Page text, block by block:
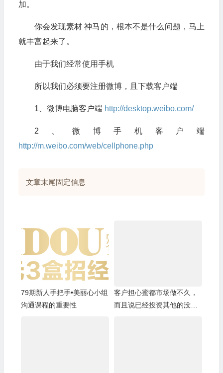
加。
你会发现素材 神马的，根本不是什么问题，马上
就丰富起来了。
由于我们经常使用手机
所以我们必须要注册微博，且下载客户端
1、微博电脑客户端 http://desktop.weibo.com/
2、微博手机客户端
http://m.weibo.com/web/cellphone.php
文章末尾固定信息
79期新人手把手•美丽心小组
沟通课程的重要性
客户担心蜜都市场做不久，
而且说已经投资其他的没有